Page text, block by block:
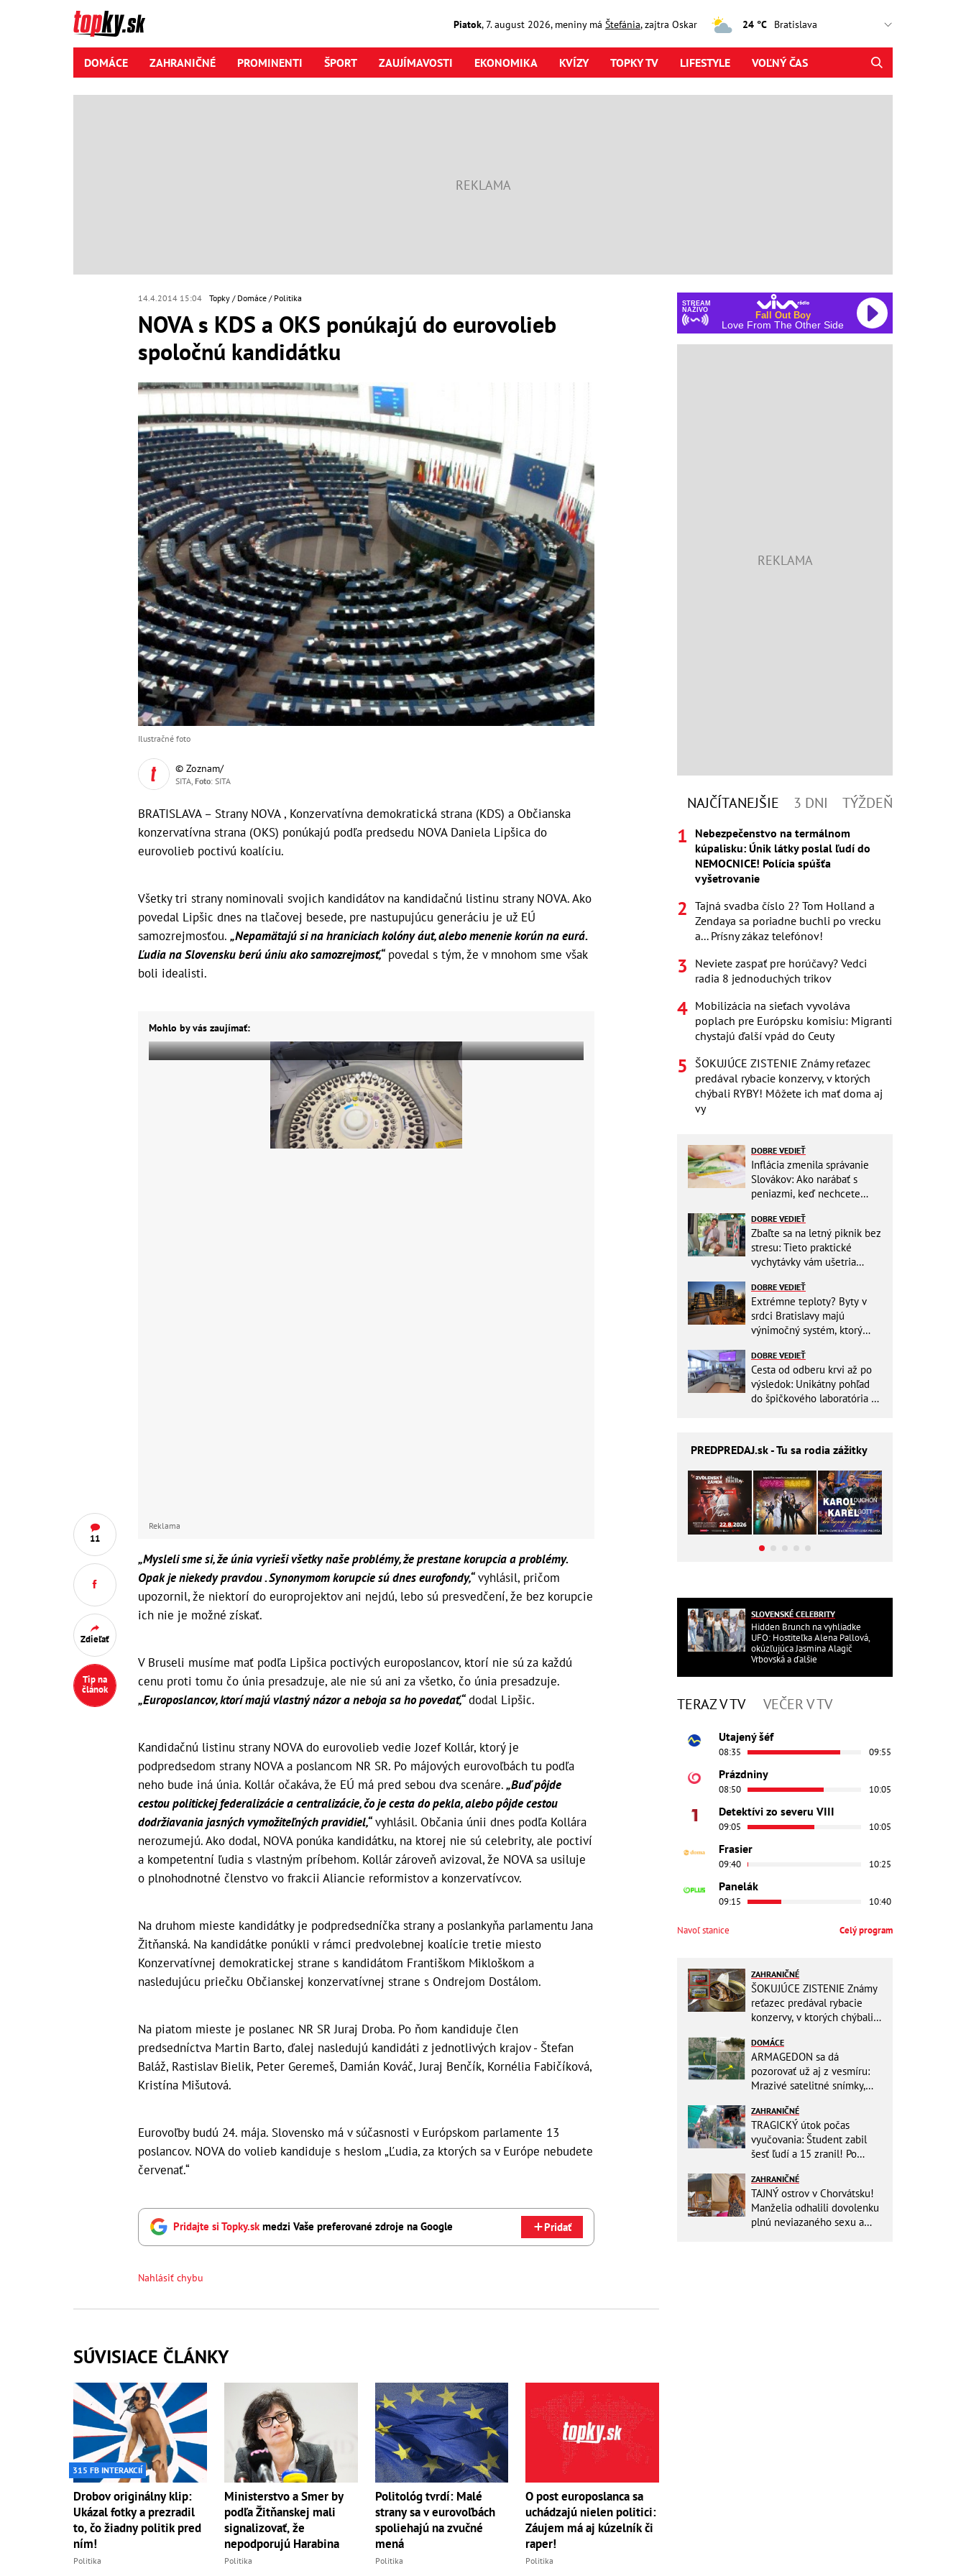
Piatok,7. august2026, meniny má Štefánia, zajtra Oskar 24 °C
DOMÁCE ZAHRANIČNÉ PROMINENTI ŠPORT ZAUJÍMAVOSTI EKONOMIKA KVÍZY TOPKY TV LIFESTYLE VOĽNÝ ČAS
14.4.2014 15:04 Topky Domáce Politika
NOVA s KDS a OKS ponúkajú do eurovolieb
spoločnú kandidátku
11
Zdieľať
Tip na
článok
Ilustračné foto
© Zoznam/
SITA, Foto: SITA
BRATISLAVA – Strany NOVA , Konzervatívna demokratická strana (KDS) a Občianska
konzervatívna strana (OKS) ponúkajú podľa predsedu NOVA Daniela Lipšica do
eurovolieb poctivú koalíciu.
Všetky tri strany nominovali svojich kandidátov na kandidačnú listinu strany NOVA. Ako
povedal Lipšic dnes na tlačovej besede, pre nastupujúcu generáciu je už EÚ
samozrejmosťou. „Nepamätajú si na hraniciach kolóny áut, alebo menenie korún na eurá.
Ľudia na Slovensku berú úniu ako samozrejmosť,“povedal s tým, že v mnohom sme však
boli idealisti.
Mohlo by vás zaujímať:
Reklama
„Mysleli sme si, že únia vyrieši všetky naše problémy, že prestane korupcia a problémy.
Opak je niekedy pravdou . Synonymom korupcie sú dnes eurofondy,“vyhlásil, pričom
upozornil, že niektorí do europrojektov ani nejdú, lebo sú presvedčení, že bez korupcie
ich nie je možné získať.
V Bruseli musíme mať podľa Lipšica poctivých europoslancov, ktorí nie sú za každú
cenu proti tomu čo únia presadzuje, ale nie sú ani za všetko, čo únia presadzuje.
„Europoslancov, ktorí majú vlastný názor a neboja sa ho povedať,“dodal Lipšic.
Kandidačnú listinu strany NOVA do eurovolieb vedie Jozef Kollár, ktorý je
podpredsedom strany NOVA a poslancom NR SR. Po májových eurovoľbách tu podľa
neho bude iná únia. Kollár očakáva, že EÚ má pred sebou dva scenáre.„Buď pôjde
cestou politickej federalizácie a centralizácie, čo je cesta do pekla, alebo pôjde cestou
dodržiavania jasných vymožiteľných pravidiel,“vyhlásil. Občania únii dnes podľa Kollára
nerozumejú. Ako dodal, NOVA ponúka kandidátku, na ktorej nie sú celebrity, ale poctiví
a kompetentní ľudia s vlastným príbehom. Kollár zároveň avizoval, že NOVA sa usiluje
o plnohodnotné členstvo vo frakcii Aliancie reformistov a konzervatívcov.
Na druhom mieste kandidátky je podpredsedníčka strany a poslankyňa parlamentu Jana
Žitňanská. Na kandidátke ponúkli v rámci predvolebnej koalície tretie miesto
Konzervatívnej demokratickej strane s kandidátom Františkom Mikloškom a
nasledujúcu priečku Občianskej konzervatívnej strane s Ondrejom Dostálom.
Na piatom mieste je poslanec NR SR Juraj Droba. Po ňom kandiduje člen
predsedníctva Martin Barto, ďalej nasledujú kandidáti z jednotlivých krajov - Štefan
Baláž, Rastislav Bielik, Peter Geremeš, Damián Kováč, Juraj Benčík, Kornélia Fabičíková,
Kristína Mišutová.
Eurovoľby budú 24. mája. Slovensko má v súčasnosti v Európskom parlamente 13
poslancov. NOVA do volieb kandiduje s heslom „Ľudia, za ktorých sa v Európe nebudete
červenať.“
Pridajte si Topky.skmedzi Vaše preferované zdroje na Google Pridať
Nahlásiť chybu
SÚVISIACE ČLÁNKY
315 FB INTERAKCIÍ
Drobov originálny klip:
Ukázal fotky a prezradil
to, čo žiadny politik pred
ním!
Politika
Ministerstvo a Smer by
podľa Žitňanskej mali
signalizovať, že
nepodporujú Harabina
Politika
Politológ tvrdí: Malé
strany sa v eurovoľbách
spoliehajú na zvučné
mená
Politika
O post europoslanca sa
uchádzajú nielen politici:
Záujem má aj kúzelník či
raper!
Politika
STREAM
NAŽIVO
Fall Out Boy
Love From The Other Side
NAJČÍTANEJŠIE 3 DNI TÝŽDEŇ
Nebezpečenstvo na termálnom
kúpalisku: Únik látky poslal ľudí do
NEMOCNICE! Polícia spúšťa
vyšetrovanie
Tajná svadba číslo 2? Tom Holland a
Zendaya sa poriadne buchli po vrecku
a... Prísny zákaz telefónov!
Neviete zaspať pre horúčavy? Vedci
radia 8 jednoduchých trikov
Mobilizácia na sieťach vyvoláva
poplach pre Európsku komisiu: Migranti
chystajú ďalší vpád do Ceuty
ŠOKUJÚCE ZISTENIE Známy reťazec
predával rybacie konzervy, v ktorých
chýbali RYBY! Môžete ich mať doma aj
vy
DOBRE VEDIEŤ
Inflácia zmenila správanie
Slovákov: Ako narábať s
peniazmi, keď nechcete
DOBRE VEDIEŤ
Zbaľte sa na letný piknik bez
stresu: Tieto praktické
vychytávky vám ušetria
DOBRE VEDIEŤ
Extrémne teploty? Byty v
srdci Bratislavy majú
výnimočný systém, ktorý
DOBRE VEDIEŤ
Cesta od odberu krvi až po
výsledok: Unikátny pohľad
do špičkového laboratória na
PREDPREDAJ.sk - Tu sa rodia zážitky
SLOVENSKÉ CELEBRITY
Hidden Brunch na vyhliadke
UFO: Hostiteľka Alena Pallová,
okúzľujúca Jasmina Alagič
Vrbovská a ďalšie
TERAZ V TV VEČER V TV
Utajený šéf
08:35 09:55
Prázdniny
08:50 10:05
Detektívi zo severu VIII
09:05 10:05
Frasier
09:40 10:25
Panelák
09:15 10:40
Navoľ stanice Celý program
ZAHRANIČNÉ
ŠOKUJÚCE ZISTENIE Známy
reťazec predával rybacie
konzervy, v ktorých chýbali
aj vy
DOMÁCE
ARMAGEDON sa dá
pozorovať už aj z vesmíru:
Mrazivé satelitné snímky,
vode ani stopy!
ZAHRANIČNÉ
TRAGICKÝ útok počas
vyučovania: Študent zabil
šesť ľudí a 15 zranil! Po
ZAHRANIČNÉ
TAJNÝ ostrov v Chorvátsku!
Manželia odhalili dovolenku
plnú neviazaného sexu a